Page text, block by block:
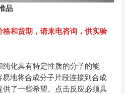
品
和货期，请来电咨询，供实验
化具有特定性质的分子的能
地将合成分子片段连接到合成
了一些希望。点击反应必须具